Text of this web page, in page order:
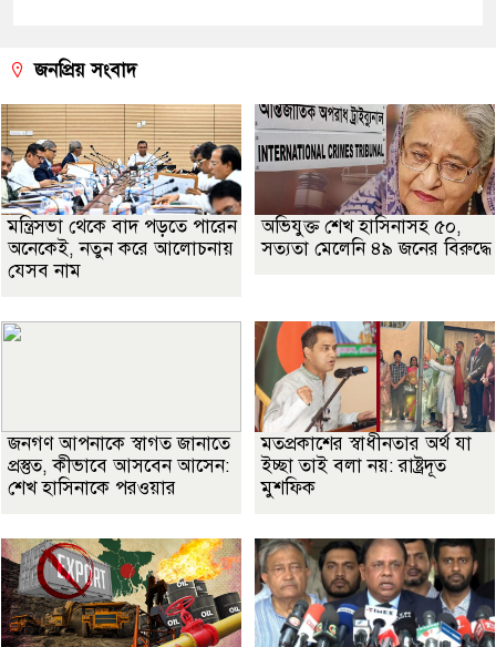
জনপ্রিয় সংবাদ
মন্ত্রিসভা থেকে বাদ পড়তে পারেন
অনেকেই, নতুন করে আলোচনায়
যেসব নাম
অভিযুক্ত শেখ হাসিনাসহ ৫০,
সত্যতা মেলেনি ৪৯ জনের বিরুদ্ধে
জনগণ আপনাকে স্বাগত জানাতে
প্রস্তুত, কীভাবে আসবেন আসেন:
শেখ হাসিনাকে পরওয়ার
মতপ্রকাশের স্বাধীনতার অর্থ যা
ইচ্ছা তাই বলা নয়: রাষ্ট্রদূত
মুশফিক